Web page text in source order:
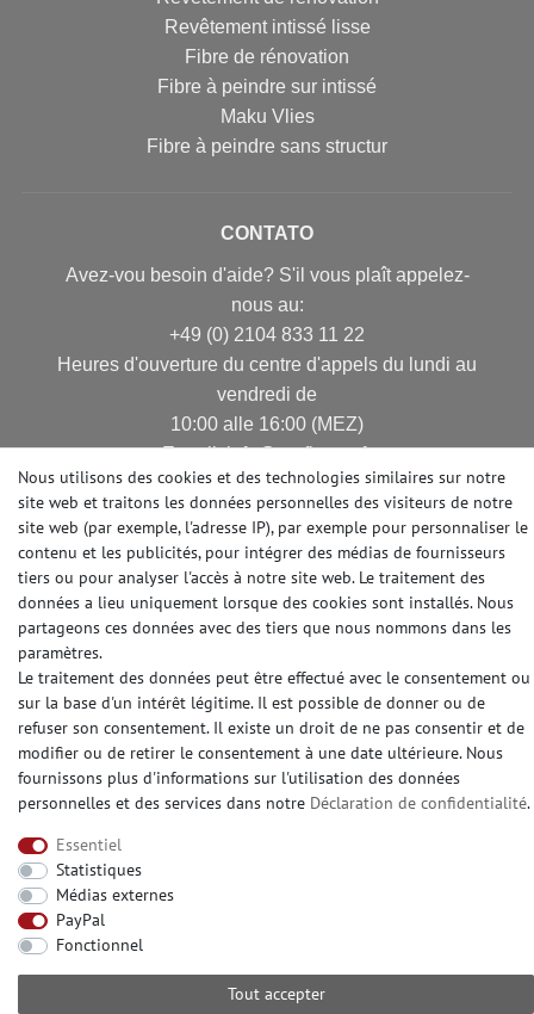
Revêtement intissé lisse
Fibre de rénovation
Fibre à peindre sur intissé
Maku Vlies
Fibre à peindre sans structur
CONTATO
Avez-vou besoin d'aide? S'il vous plaît appelez-
nous au:
+49 (0) 2104 833 11 22
Heures d'ouverture du centre d'appels du lundi au
vendredi de
10:00 alle 16:00 (MEZ)
E-mail: info@profhome.fr
MODES DE PAIEMENT
DES MÉDIAS SOCIAUX
© Copyright 2026 | e-Delux GmbH
Nous utilisons des cookies et des technologies similaires sur notre
site web et traitons les données personnelles des visiteurs de notre
site web (par exemple, l'adresse IP), par exemple pour personnaliser le
contenu et les publicités, pour intégrer des médias de fournisseurs
tiers ou pour analyser l'accès à notre site web. Le traitement des
données a lieu uniquement lorsque des cookies sont installés. Nous
partageons ces données avec des tiers que nous nommons dans les
paramètres.
Le traitement des données peut être effectué avec le consentement ou
sur la base d'un intérêt légitime. Il est possible de donner ou de
refuser son consentement. Il existe un droit de ne pas consentir et de
modifier ou de retirer le consentement à une date ultérieure. Nous
fournissons plus d'informations sur l'utilisation des données
personnelles et des services dans notre Déclaration de confidentialité.
Essentiel
Statistiques
Médias externes
PayPal
Fonctionnel
Tout accepter